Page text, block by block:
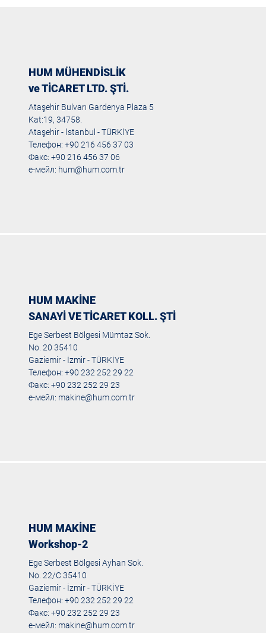
HUM MÜHENDİSLİK
ve TİCARET LTD. ŞTİ.
Ataşehir Bulvarı Gardenya Plaza 5
Kat:19, 34758.
Ataşehir - İstanbul - TÜRKİYE
Телефон: +90 216 456 37 03
Факс: +90 216 456 37 06
е-мейл: hum@hum.com.tr
HUM MAKİNE
SANAYİ VE TİCARET KOLL. ŞTİ
Ege Serbest Bölgesi Mümtaz Sok.
No. 20 35410
Gaziemir - İzmir - TÜRKİYE
Телефон: +90 232 252 29 22
Факс: +90 232 252 29 23
е-мейл: makine@hum.com.tr
HUM MAKİNE
Workshop-2
Ege Serbest Bölgesi Ayhan Sok.
No. 22/C 35410
Gaziemir - İzmir - TÜRKİYE
Телефон: +90 232 252 29 22
Факс: +90 232 252 29 23
е-мейл: makine@hum.com.tr